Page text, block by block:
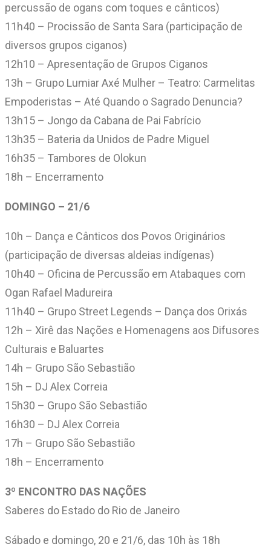
percussão de ogans com toques e cânticos)
11h40 – Procissão de Santa Sara (participação de
diversos grupos ciganos)
12h10 – Apresentação de Grupos Ciganos
13h – Grupo Lumiar Axé Mulher – Teatro: Carmelitas
Empoderistas – Até Quando o Sagrado Denuncia?
13h15 – Jongo da Cabana de Pai Fabrício
13h35 – Bateria da Unidos de Padre Miguel
16h35 – Tambores de Olokun
18h – Encerramento
DOMINGO – 21/6
10h – Dança e Cânticos dos Povos Originários
(participação de diversas aldeias indígenas)
10h40 – Oficina de Percussão em Atabaques com
Ogan Rafael Madureira
11h40 – Grupo Street Legends – Dança dos Orixás
12h – Xirê das Nações e Homenagens aos Difusores
Culturais e Baluartes
14h – Grupo São Sebastião
15h – DJ Alex Correia
15h30 – Grupo São Sebastião
16h30 – DJ Alex Correia
17h – Grupo São Sebastião
18h – Encerramento
3º ENCONTRO DAS NAÇÕES
Saberes do Estado do Rio de Janeiro
Sábado e domingo, 20 e 21/6, das 10h às 18h